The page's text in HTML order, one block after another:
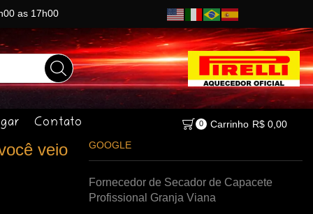
as 17h00
Contato 0 Carrinho R$0,00
veio
GOOGLE
Fornecedor de Secador de Capacete
Profissional Granja Viana